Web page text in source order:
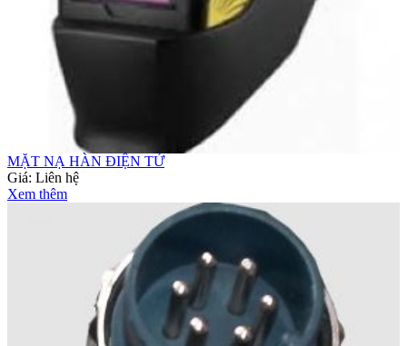
MẶT NẠ HÀN ĐIỆN TỬ
Giá: Liên hệ
Xem thêm